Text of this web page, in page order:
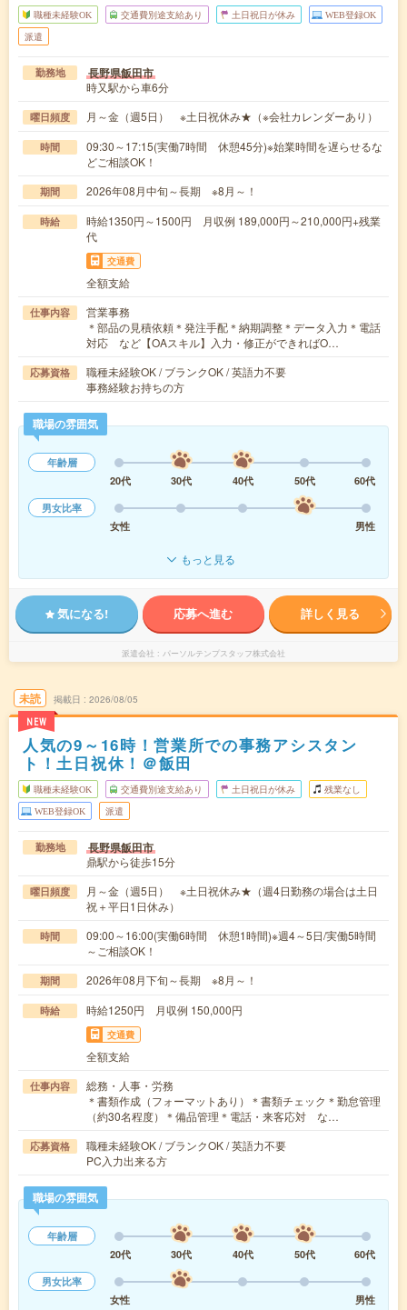
職種未経験OK 交通費別途支給あり 土日祝日が休み WEB登録OK
派遣
勤務地 長野県飯田市
時又駅から車6分
曜日頻度 月～金（週5日） ※土日祝休み★（※会社カレンダーあり）
時間
09:30～17:15(実働7時間 休憩45分)※始業時間を遅らせるな
どご相談OK！
期間 2026年08月中旬～長期 ※8月～！
時給
時給1350円～1500円 月収例 189,000円～210,000円+残業
代
交通費
全額支給
仕事内容
営業事務
＊部品の見積依頼＊発注手配＊納期調整＊データ入力＊電話
対応 など【OAスキル】入力・修正ができればO…
応募資格
職種未経験OK / ブランクOK / 英語力不要
事務経験お持ちの方
職場の雰囲気
年齢層
20代
30代 40代 50代
60代
男女比率
女性
男性
もっと見る
気になる! 応募へ進む 詳しく見る
派遣会社 パーソルテンプスタッフ株式会社
未読
NEW
掲載日 2026/08/05
人気の9～16時！営業所での事務アシスタン
ト！土日祝休！＠飯田
職種未経験OK 交通費別途支給あり 土日祝日が休み 残業なし
WEB登録OK 派遣
勤務地 長野県飯田市
鼎駅から徒歩15分
曜日頻度
月～金（週5日） ※土日祝休み★（週4日勤務の場合は土日
祝＋平日1日休み）
時間
09:00～16:00(実働6時間 休憩1時間)※週4～5日/実働5時間
～ご相談OK！
期間 2026年08月下旬～長期 ※8月～！
時給 時給1250円 月収例 150,000円
交通費
全額支給
仕事内容
総務・人事・労務
＊書類作成（フォーマットあり）＊書類チェック＊勤怠管理
（約30名程度）＊備品管理＊電話・来客応対 な…
応募資格
職種未経験OK / ブランクOK / 英語力不要
PC入力出来る方
職場の雰囲気
年齢層
20代
30代 40代 50代
60代
男女比率
女性
男性